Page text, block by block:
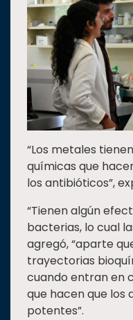
“Los metales
químicas que
los antibióticos”,
“Tienen algún
bacterias, lo cual
agregó, “aparte
trayectorias
cuando entran en
que hacen que los
potentes”.